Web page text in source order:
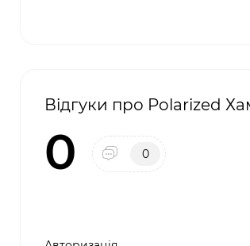
Відгуки про Polarized
0 0